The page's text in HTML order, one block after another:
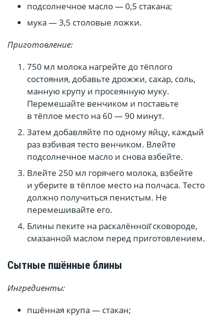
подсолнечное масло — 0,5 стакана;
мука — 3,5 столовые ложки.
Приготовление:
750 мл молока нагрейте до тёплого
состояния, добавьте дрожжи, сахар, соль,
манную крупу и просеянную муку.
Перемешайте венчиком и поставьте
в тёплое место на 60 — 90 минут.
Затем добавляйте по одному яйцу, каждый
раз взбивая тесто венчиком. Влейте
подсолнечное масло и снова взбейте.
Влейте 250 мл горячего молока, взбейте
и уберите в тёплое место на полчаса. Тесто
должно получиться пенистым. Не
перемешивайте его.
Блины пеките на раскалённой̆ сковороде,
смазанной маслом перед приготовлением.
Сытные пшённые блины
Ингредиенты:
пшённая крупа — стакан;